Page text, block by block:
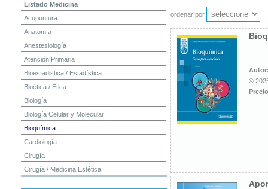
Listado Medicina
Acupuntura
Anatomía
Anestesiología
Atención Primaria
Bioestadistica / Estadística
Bioética / Ética
Biología
Biología Celular y Molecular
Bioquímica
Cardiología
Cirugía
Cirugía / Medicina Estética
ordenar por
©